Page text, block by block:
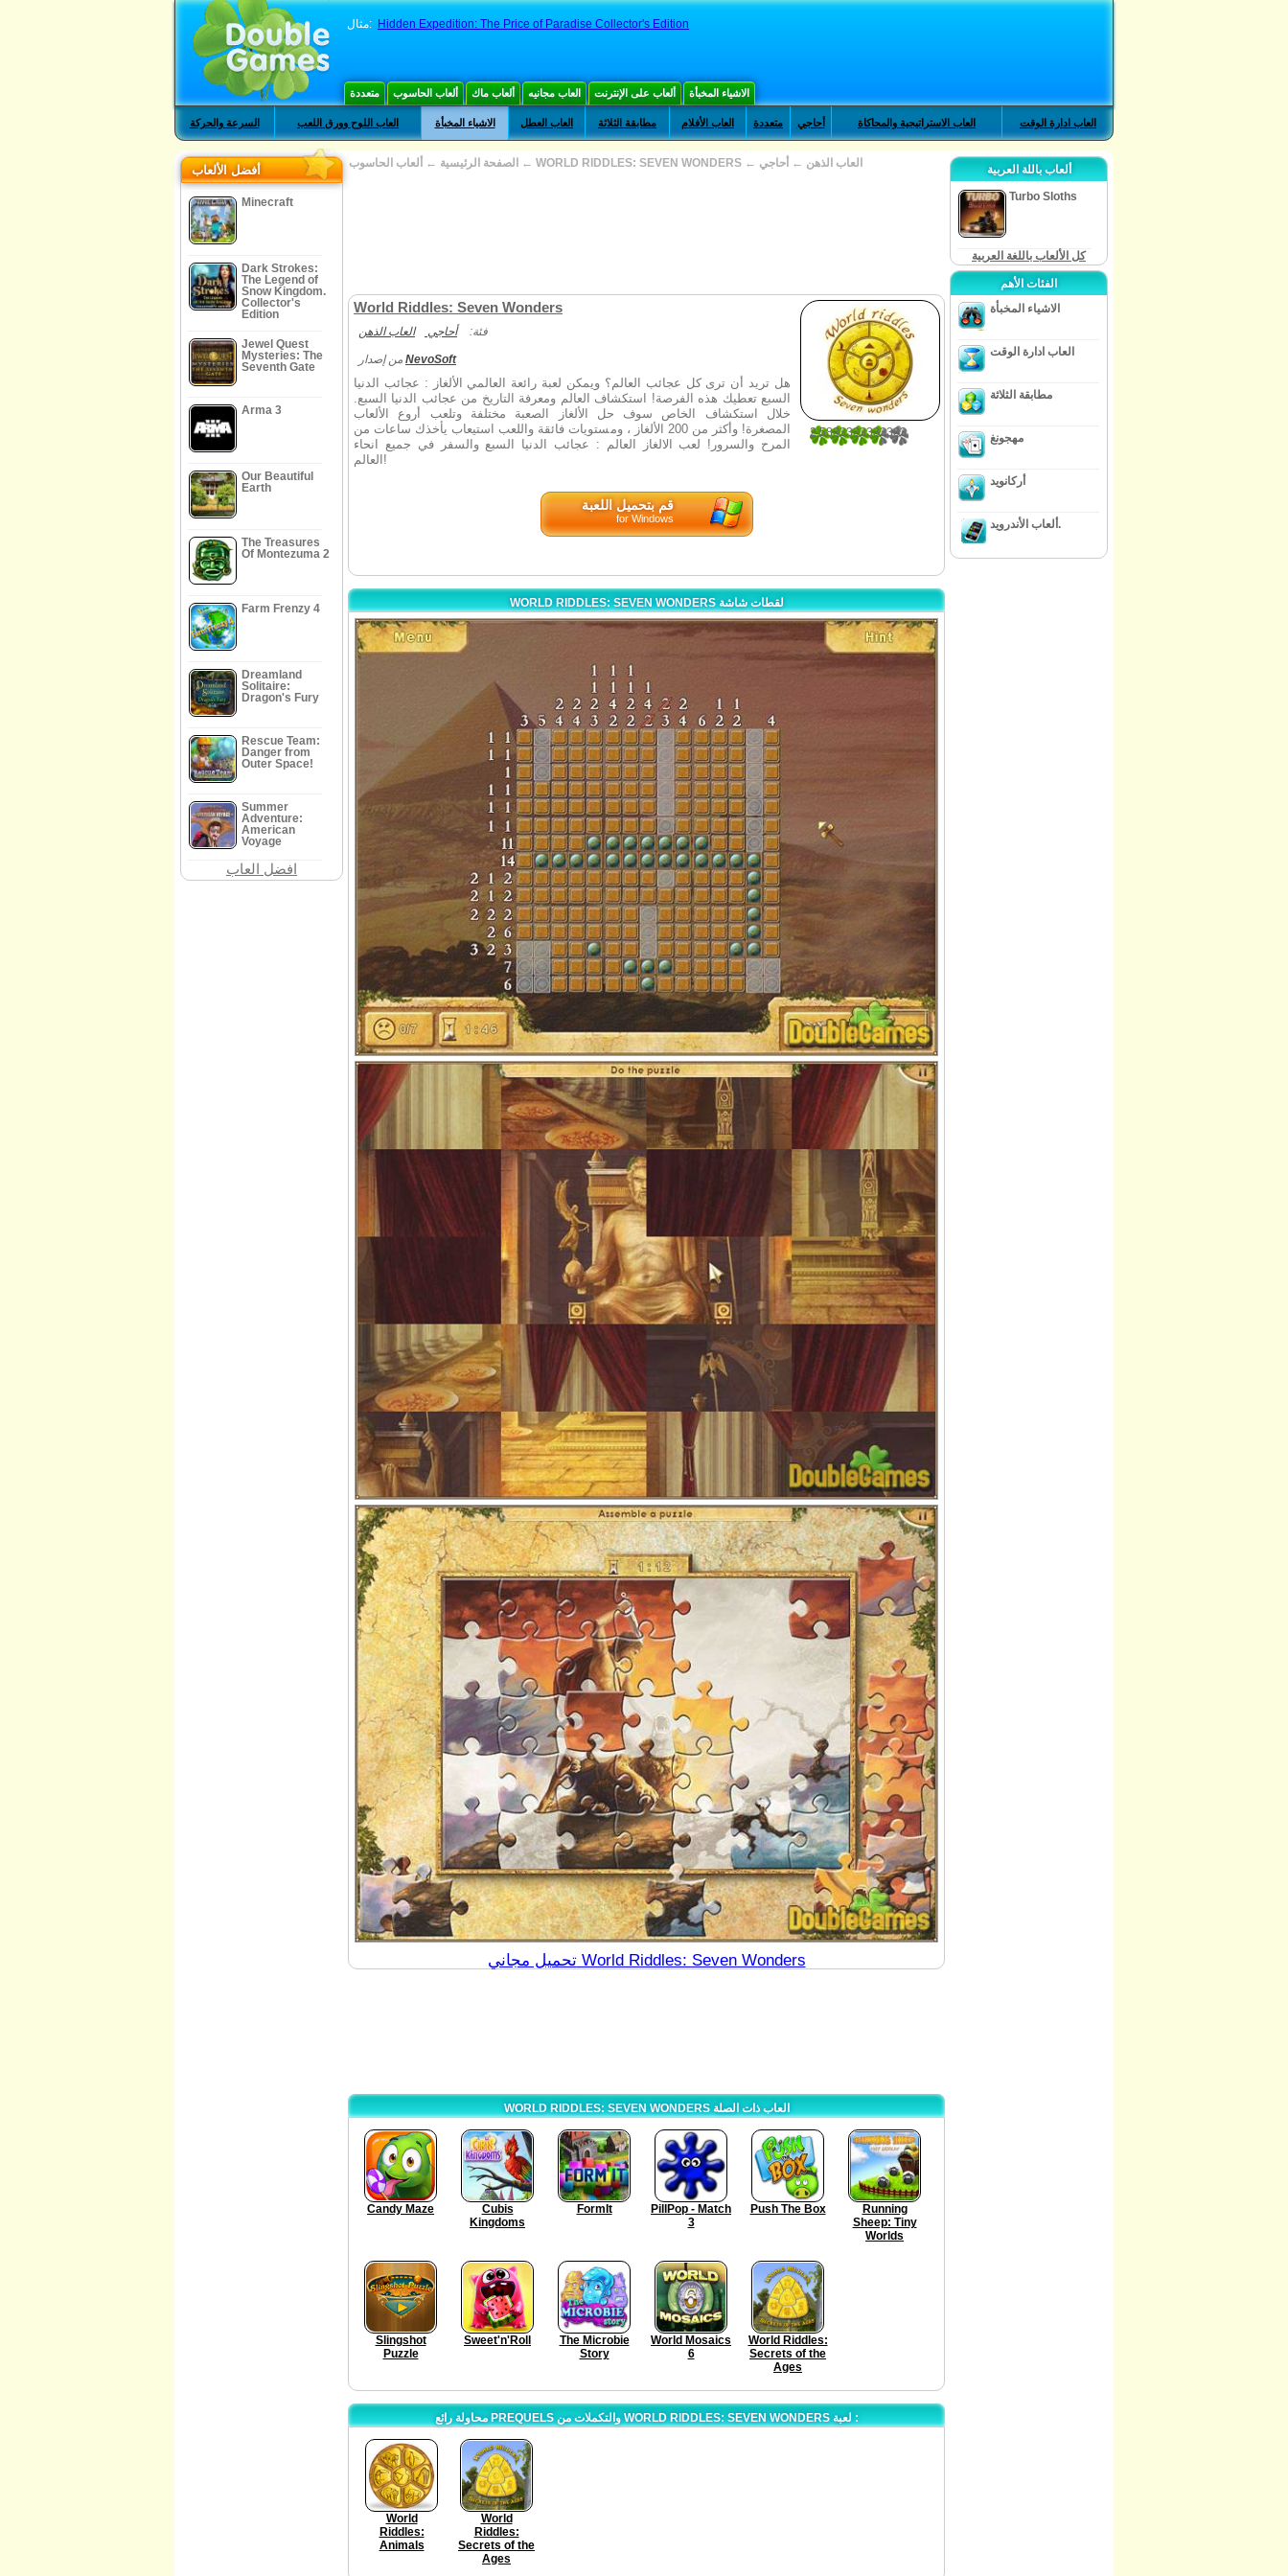
مثال: Hidden Expedition: The Price of Paradise Collector's Edition
متعددة ألعاب الحاسوب ألعاب ماك العاب مجانيه ألعاب على الإنترنت الاشياء المخبأة
السرعة والحركة العاب اللوح وورق اللعب الاشياء المخبأة العاب العطل مطابقة الثلاثة العاب الأفلام متعددة أحاجي العاب الاستراتيجية والمحاكاة العاب ادارة الوقت
أفضل الألعاب
Minecraft
Dark Strokes:
The Legend of
Snow Kingdom.
Collector's
Edition
Jewel Quest
Mysteries: The
Seventh Gate
Arma 3
Our Beautiful
Earth
The Treasures
Of Montezuma 2
Farm Frenzy 4
Dreamland
Solitaire:
Dragon's Fury
Rescue Team:
Danger from
Outer Space!
Summer
Adventure:
American
Voyage
افضل العاب
الصفحة الرئيسية ← ألعاب الحاسوب ← WORLD RIDDLES: SEVEN WONDERS ← العاب الذهن ← أحاجي
2.5833333333333
World Riddles: Seven Wonders
فئة: أحاجي العاب الذهن
NevoSoft
هل تريد أن ترى كل عجائب العالم؟ ويمكن لعبة رائعة العالمي الألغاز : عجائب الدنيا
السبع تعطيك هذه الفرصة! استكشاف العالم ومعرفة التاريخ من عجائب الدنيا السبع.
خلال استكشاف الخاص سوف حل الألغاز الصعبة مختلفة وتلعب أروع الألعاب
المصغرة! وأكثر من 200 الألغاز ، ومستويات فائقة واللعب استيعاب يأخذك ساعات من
المرح والسرور! لعب الالغاز العالم : عجائب الدنيا السبع والسفر في جميع انحاء
العالم!
قم بتحميل اللعبة
for Windows
WORLD RIDDLES: SEVEN WONDERS لقطات شاشة
تحميل مجاني World Riddles: Seven Wonders
WORLD RIDDLES: SEVEN WONDERS العاب ذات الصلة
Candy Maze
Cubis
Kingdoms
FormIt
PillPop - Match
3
Push The Box
Running
Sheep: Tiny
Worlds
Slingshot
Puzzle
Sweet'n'Roll
The Microbie
Story
World Mosaics
6
World Riddles:
Secrets of the
Ages
محاولة رائع PREQUELS والتكملات من WORLD RIDDLES: SEVEN WONDERS لعبة :
World
Riddles:
Animals
World
Riddles:
Secrets of the
Ages
ألعاب باللة العربية
Turbo Sloths
كل الألعاب باللغة العربية
الفئات الأهم
الاشياء المخبأة
العاب ادارة الوقت
مطابقة الثلاثة
مهجونغ
أركانويد
ألعاب الأندرويد.